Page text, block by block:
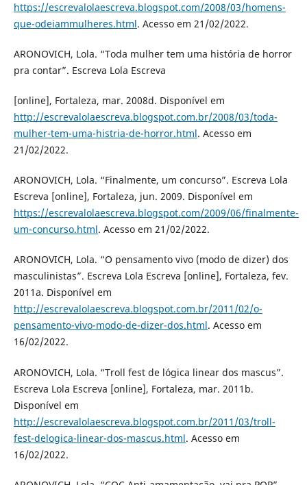
https://escrevalolaescreva.blogspot.com/2008/03/homens-
que-odeiammulheres.html. Acesso em 21/02/2022.
ARONOVICH, Lola. “Toda mulher tem uma história de horror
pra contar”. Escreva Lola Escreva
[online], Fortaleza, mar. 2008d. Disponível em
http://escrevalolaescreva.blogspot.com.br/2008/03/toda-
mulher-tem-uma-histria-de-horror.html. Acesso em
21/02/2022.
ARONOVICH, Lola. “Finalmente, um concurso”. Escreva Lola
Escreva [online], Fortaleza, jun. 2009. Disponível em
https://escrevalolaescreva.blogspot.com/2009/06/finalmente-
um-concurso.html. Acesso em 21/02/2022.
ARONOVICH, Lola. “O pensamento vivo (modo de dizer) dos
masculinistas”. Escreva Lola Escreva [online], Fortaleza, fev.
2011a. Disponível em
http://escrevalolaescreva.blogspot.com.br/2011/02/o-
pensamento-vivo-modo-de-dizer-dos.html. Acesso em
16/02/2022.
ARONOVICH, Lola. “Troll fest de lógica linear dos mascus”.
Escreva Lola Escreva [online], Fortaleza, mar. 2011b.
Disponível em
http://escrevalolaescreva.blogspot.com.br/2011/03/troll-
fest-delogica-linear-dos-mascus.html. Acesso em
16/02/2022.